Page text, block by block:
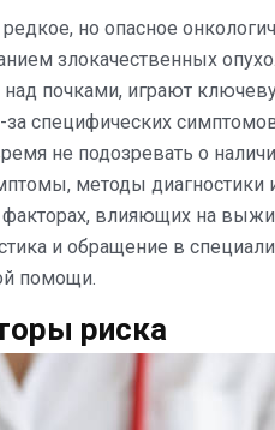
но опасное
злокачественных
почками, играют
специфических
не подозревать о
методы диагностики
факторах, влияющих на
и обращение в
помощи.
риска